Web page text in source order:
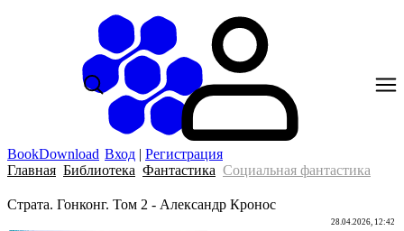
BookDownload Вход | Регистрация
Главная Библиотека Фантастика Социальная фантастика
Страта. Гонконг. Том 2 - Александр Кронос
28.04.2026, 12:42